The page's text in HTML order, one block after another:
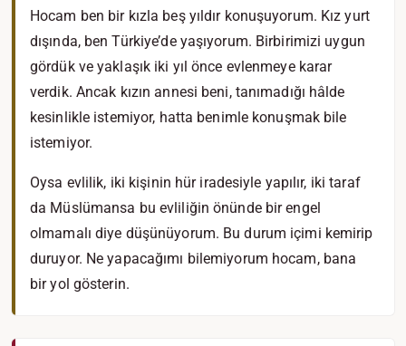
Hocam ben bir kızla beş yıldır konuşuyorum. Kız yurt
dışında, ben Türkiye’de yaşıyorum. Birbirimizi uygun
gördük ve yaklaşık iki yıl önce evlenmeye karar
verdik. Ancak kızın annesi beni, tanımadığı hâlde
kesinlikle istemiyor, hatta benimle konuşmak bile
istemiyor.
Oysa evlilik, iki kişinin hür iradesiyle yapılır, iki taraf
da Müslümansa bu evliliğin önünde bir engel
olmamalı diye düşünüyorum. Bu durum içimi kemirip
duruyor. Ne yapacağımı bilemiyorum hocam, bana
bir yol gösterin.